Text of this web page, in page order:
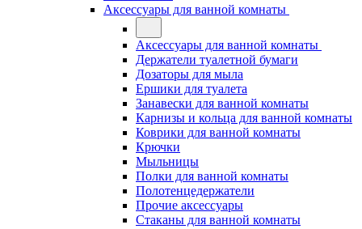
Аксессуары для ванной комнаты
Аксессуары для ванной комнаты
Держатели туалетной бумаги
Дозаторы для мыла
Ершики для туалета
Занавески для ванной комнаты
Карнизы и кольца для ванной комнаты
Коврики для ванной комнаты
Крючки
Мыльницы
Полки для ванной комнаты
Полотенцедержатели
Прочие аксессуары
Стаканы для ванной комнаты